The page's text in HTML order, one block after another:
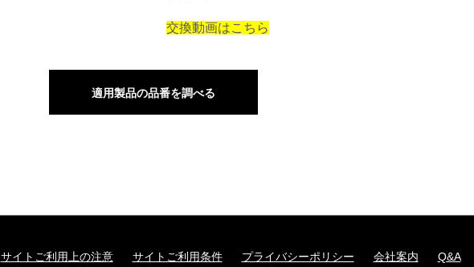
交換動画はこちら
適用製品の品番を調べる
サイトご利用上の注意 サイトご利用条件 プライバシーポリシー 会社案内 Q&A